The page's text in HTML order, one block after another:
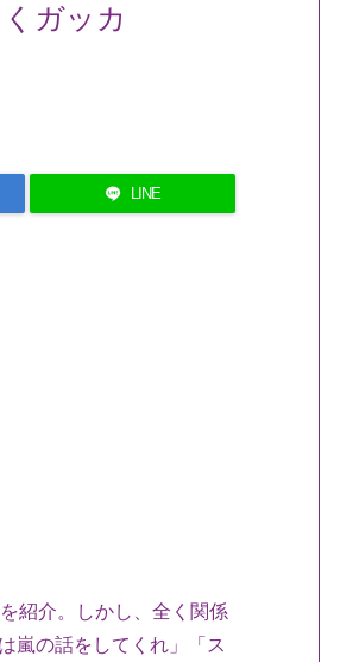
ガッカ
LINE
紹介。しかし、全く関係
嵐の話をしてくれ」「ス